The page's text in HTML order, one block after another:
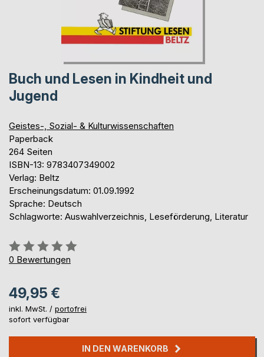
Buch und Lesen in Kindheit und
Jugend
Geistes-, Sozial- & Kulturwissenschaften
Paperback
264 Seiten
ISBN-13: 9783407349002
Verlag: Beltz
Erscheinungsdatum: 01.09.1992
Sprache: Deutsch
Schlagworte: Auswahlverzeichnis, Leseförderung, Literatur
Bewertung::
0%
0 Bewertungen
49,95 €
inkl. MwSt. / portofrei
sofort verfügbar
IN DEN WARENKORB